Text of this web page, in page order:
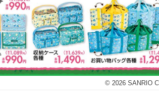
© 2026 SANRIO